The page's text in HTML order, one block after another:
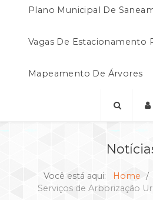
Plano Municipal De
Vagas De Estacionamento
Mapeamento De Árvores
Você está aqui: Home
Serviços de Arborização